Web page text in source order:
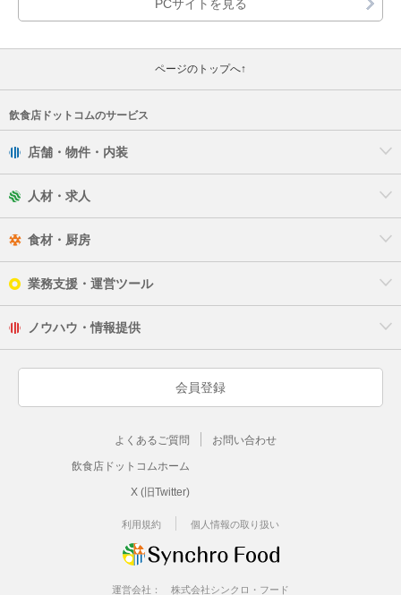
ページのトップへ↑
飲食店ドットコムのサービス
店舗・物件・内装
人材・求人
食材・厨房
業務支援・運営ツール
ノウハウ・情報提供
会員登録
よくあるご質問 お問い合わせ
飲食店ドットコムホーム
X (旧Twitter)
利用規約 個人情報の取り扱い
運営会社： 株式会社シンクロ・フード